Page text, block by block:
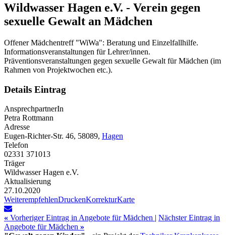
Wildwasser Hagen e.V. - Verein gegen
sexuelle Gewalt an Mädchen
Offener Mädchentreff "WiWa": Beratung und Einzelfallhilfe.
Informationsveranstaltungen für Lehrer/innen.
Präventionsveranstaltungen gegen sexuelle Gewalt für Mädchen (im
Rahmen von Projektwochen etc.).
Details Eintrag
AnsprechpartnerIn
Petra Rottmann
Adresse
Eugen-Richter-Str. 46, 58089, Hagen
Telefon
02331 371013
Träger
Wildwasser Hagen e.V.
Aktualisierung
27.10.2020
WeiterempfehlenDruckenKorrekturKarte
« Vorheriger Eintrag in Angebote für Mädchen | Nächster Eintrag in
Angebote für Mädchen »